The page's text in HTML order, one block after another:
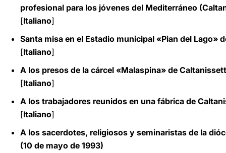
profesional para los jóvenes del Mediterráneo
[Italiano]
Santa misa en el Estadio municipal «Pian del Lago»
[Italiano]
A los presos de la cárcel «Malaspina» de
[Italiano]
A los trabajadores reunidos en una fábrica de
[Italiano]
A los sacerdotes, religiosos y seminaristas de la
(10 de mayo de 1993)